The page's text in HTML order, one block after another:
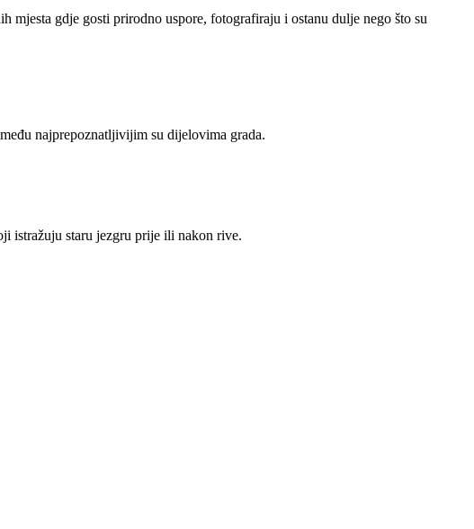
mjesta gdje gosti prirodno uspore, fotografiraju i ostanu dulje nego što su
najprepoznatljivijim su dijelovima grada.
istražuju staru jezgru prije ili nakon rive.